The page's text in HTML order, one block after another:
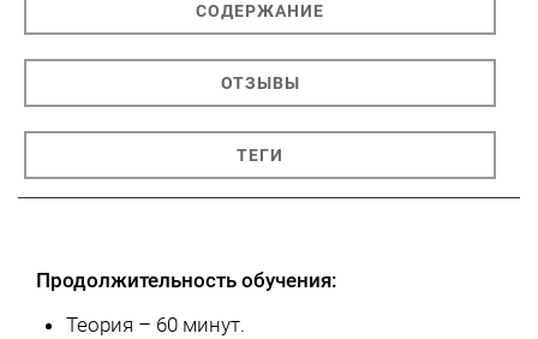
СОДЕРЖАНИЕ
ОТЗЫВЫ
ТЕГИ
Продолжительность обучения:
Теория – 60 минут.